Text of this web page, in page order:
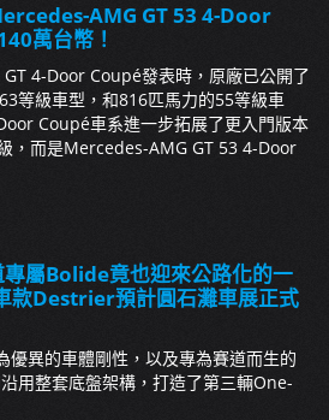
AMG GT 53 4-Door
萬台幣！
4-Door Coupé發表時，原廠已公開了
等級車型，和816匹馬力的55等級車
Coupé車系進一步拓展了更入門版本
，而是Mercedes-AMG GT 53 4-Door
專屬Bolide竟也迎來公路化的一
款Destrier預計圓石灘車展正式
異的車體剛性，以及專為賽道而生的
用整套底盤架構，打造了第三輛One-